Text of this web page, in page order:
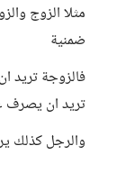
مثلا الزوج
ضمنية
فالزوجة تريد
تريد ان يصرف
والرجل كذلك